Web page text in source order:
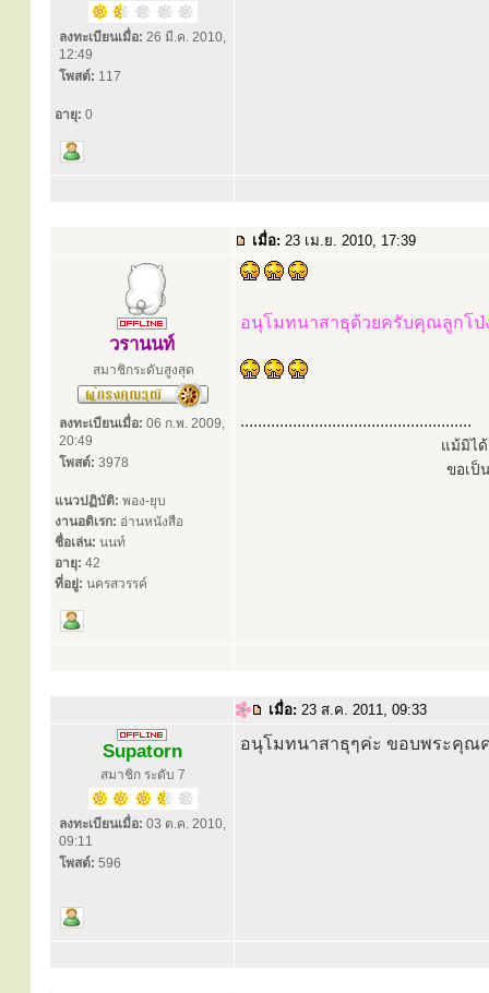
ลงทะเบียนเมื่อ: 26 มี.ค. 2010,
12:49
โพสต์: 117
อายุ: 0
เมื่อ: 23 เม.ย. 2010, 17:39
วรานนท์
สมาชิกระดับสูงสุด
ลงทะเบียนเมื่อ: 06 ก.พ. 2009,
20:49
โพสต์: 3978
แนวปฏิบัติ: พอง-ยุบ
งานอดิเรก: อ่านหนังสือ
ชื่อเล่น: นนท์
อายุ: 42
ที่อยู่: นครสวรรค์
อนุโมทนาสาธุด้วยครับคุณลูกโป่
.....................................................
แม้มิได้
ขอเป็
เมื่อ: 23 ส.ค. 2011, 09:33
Supatorn
สมาชิก ระดับ 7
ลงทะเบียนเมื่อ: 03 ต.ค. 2010,
09:11
โพสต์: 596
อนุโมทนาสาธุๆค่ะ ขอบพระคุณ